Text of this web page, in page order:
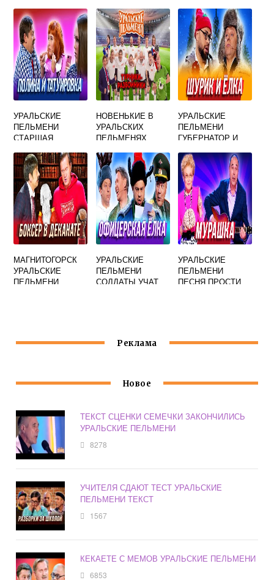
УРАЛЬСКИЕ
ПЕЛЬМЕНИ
СТАРШАЯ
НОВЕНЬКИЕ В
УРАЛЬСКИХ
ПЕЛЬМЕНЯХ
УРАЛЬСКИЕ
ПЕЛЬМЕНИ
ГУБЕРНАТОР И
МАГНИТОГОРСК
УРАЛЬСКИЕ
ПЕЛЬМЕНИ
УРАЛЬСКИЕ
ПЕЛЬМЕНИ
СОЛДАТЫ УЧАТ
УРАЛЬСКИЕ
ПЕЛЬМЕНИ
ПЕСНЯ ПРОСТИ
Реклама
Новое
ТЕКСТ СЦЕНКИ СЕМЕЧКИ ЗАКОНЧИЛИСЬ
УРАЛЬСКИЕ ПЕЛЬМЕНИ
8278
УЧИТЕЛЯ СДАЮТ ТЕСТ УРАЛЬСКИЕ
ПЕЛЬМЕНИ ТЕКСТ
1567
КЕКАЕТЕ С МЕМОВ УРАЛЬСКИЕ ПЕЛЬМЕНИ
6853